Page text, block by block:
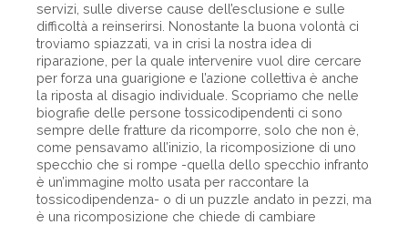
servizi, sulle diverse cause dell’esclusione e sulle
difficoltà a reinserirsi. Nonostante la buona volontà ci
troviamo spiazzati, va in crisi la nostra idea di
riparazione, per la quale intervenire vuol dire cercare
per forza una guarigione e l’azione collettiva è anche
la riposta al disagio individuale. Scopriamo che nelle
biografie delle persone tossicodipendenti ci sono
sempre delle fratture da ricomporre, solo che non è,
come pensavamo all’inizio, la ricomposizione di uno
specchio che si rompe -quella dello specchio infranto
è un’immagine molto usata per raccontare la
tossicodipendenza- o di un puzzle andato in pezzi, ma
è una ricomposizione che chiede di cambiare